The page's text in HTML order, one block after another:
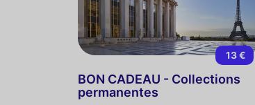
13 €
BON CADEAU - Collections
permanentes